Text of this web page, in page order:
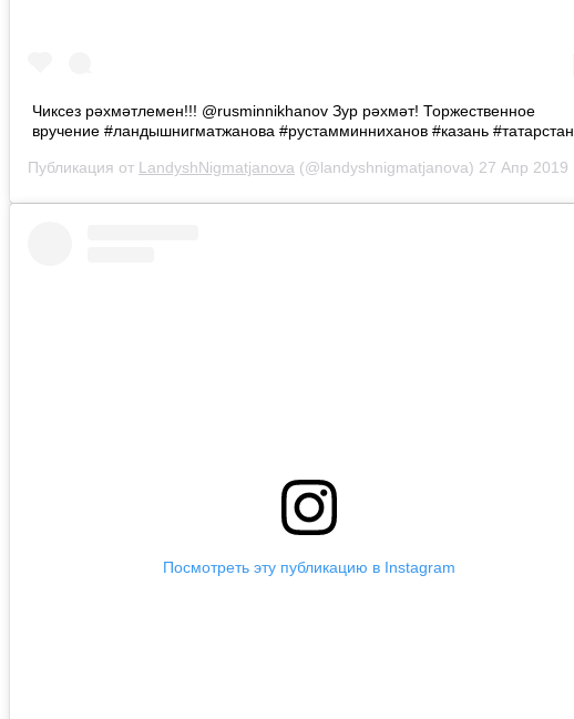
Чиксез рәхмәтлемен!!! @rusminnikhanov Зур рәхмәт! Торжественное
вручение #ландышнигматжанова #рустамминниханов #казань #татарстан
Публикация от LandyshNigmatjanova (@landyshnigmatjanova) 27 Апр 2019 в 2:24 PDT
Посмотреть эту публикацию в Instagram